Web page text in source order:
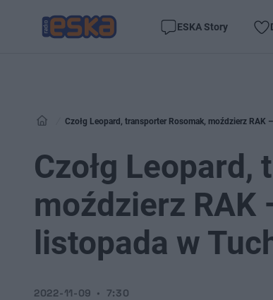
ESKA Story
Czołg Leopard, transporter Rosomak, moździerz
Czołg
moździerz RAK
listopada w
2022-11-09 7:30